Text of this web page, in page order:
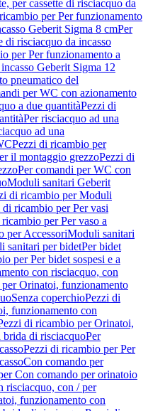
per cassette di risciacquo da
per Per funzionamento
Geberit Sigma 8 cmPer
di risciacquo da incasso
per Per funzionamento a
Geberit Sigma 12
pneumatico del
per WC con azionamento
a due quantitàPezzi di
Per risciacquo ad una
ad una
Pezzi di ricambio per
il montaggio grezzoPezzi di
Per comandi per WC con
Moduli sanitari Geberit
di ricambio per Moduli
di ricambio per Per vasi
per Per vaso a
per AccessoriModuli sanitari
sanitari per bidetPer bidet
per Per bidet sospesi e a
con risciacquo, con
Orinatoi, funzionamento
Senza coperchioPezzi di
funzionamento con
di ricambio per Orinatoi,
brida di risciacquoPer
Pezzi di ricambio per Per
Con comando per
Con comando per orinatoio
risciacquo, con / per
funzionamento con